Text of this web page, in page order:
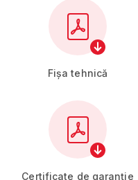
Fișa tehnică
Certificate de garanție
Bihor
Braşov
Bucureşti
Buzău